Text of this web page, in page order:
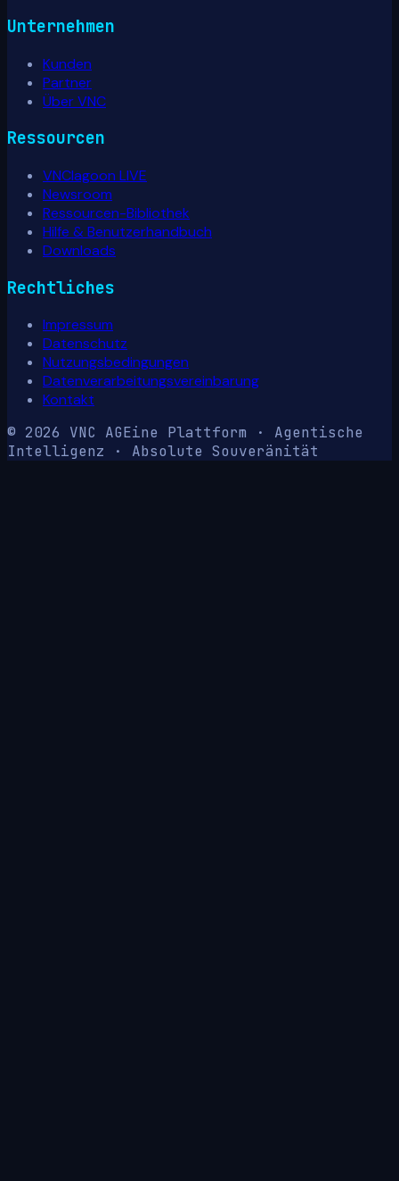
Unternehmen
Kunden
Partner
Über VNC
Ressourcen
VNClagoon LIVE
Newsroom
Ressourcen-Bibliothek
Hilfe & Benutzerhandbuch
Downloads
Rechtliches
Impressum
Datenschutz
Nutzungsbedingungen
Datenverarbeitungsvereinbarung
Kontakt
© 2026 VNC AGEine Plattform · Agentische
Intelligenz · Absolute Souveränität